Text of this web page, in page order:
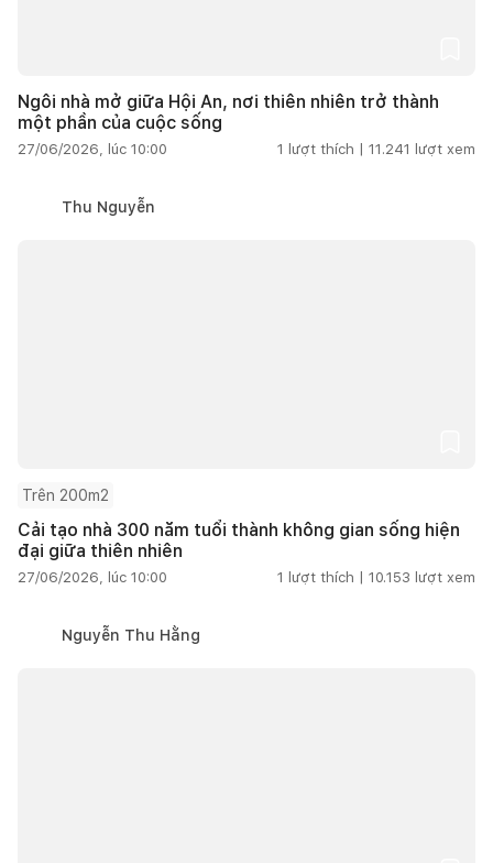
Ngôi nhà mở giữa Hội An, nơi thiên nhiên trở thành
một phần của cuộc sống
27/06/2026, lúc 10:00 1 lượt thích | 11.241 lượt xem
Thu Nguyễn
Trên 200m2
Cải tạo nhà 300 năm tuổi thành không gian sống hiện
đại giữa thiên nhiên
27/06/2026, lúc 10:00 1 lượt thích | 10.153 lượt xem
Nguyễn Thu Hằng